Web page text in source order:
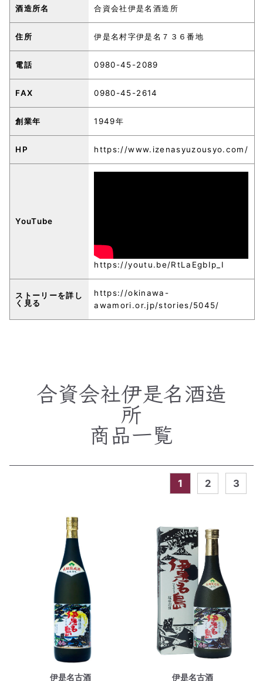
酒造所名 合資会社伊是名酒造所
住所 伊是名村字伊是名７３６番地
電話 0980-45-2089
FAX 0980-45-2614
創業年 1949年
HP https://www.izenasyuzousyo.com/
YouTube
https://youtu.be/RtLaEgbIp_I
ストーリーを詳し
く見る
https://okinawa-
awamori.or.jp/stories/5045/
合資会社伊是名酒造
所
商品一覧
1 2 3
伊是名古酒 伊是名古酒